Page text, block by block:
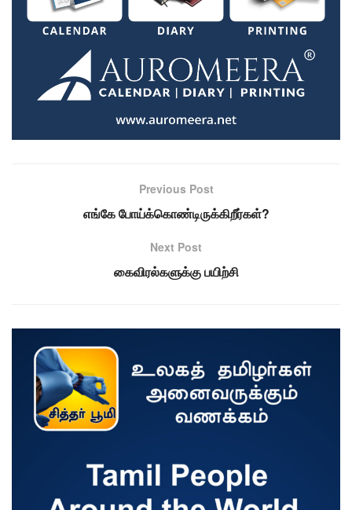
Previous Post
எங்கே போய்க்கொண்டிருக்கிறீர்கள்?
Next Post
கைவிரல்களுக்கு பயிற்சி